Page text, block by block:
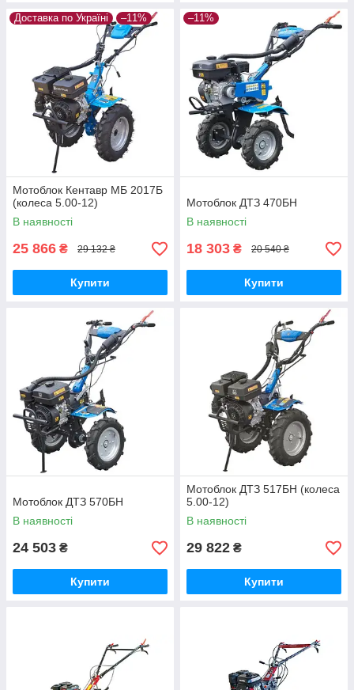
Доставка по Україні –11%
Мотоблок Кентавр МБ 2017Б
(колеса 5.00-12)
В наявності
25 866 ₴ 29 132 ₴
Купити
–11%
Мотоблок ДТЗ 470БН
В наявності
18 303 ₴ 20 540 ₴
Купити
Мотоблок ДТЗ 570БН
В наявності
24 503 ₴
Купити
Мотоблок ДТЗ 517БН (колеса
5.00-12)
В наявності
29 822 ₴
Купити